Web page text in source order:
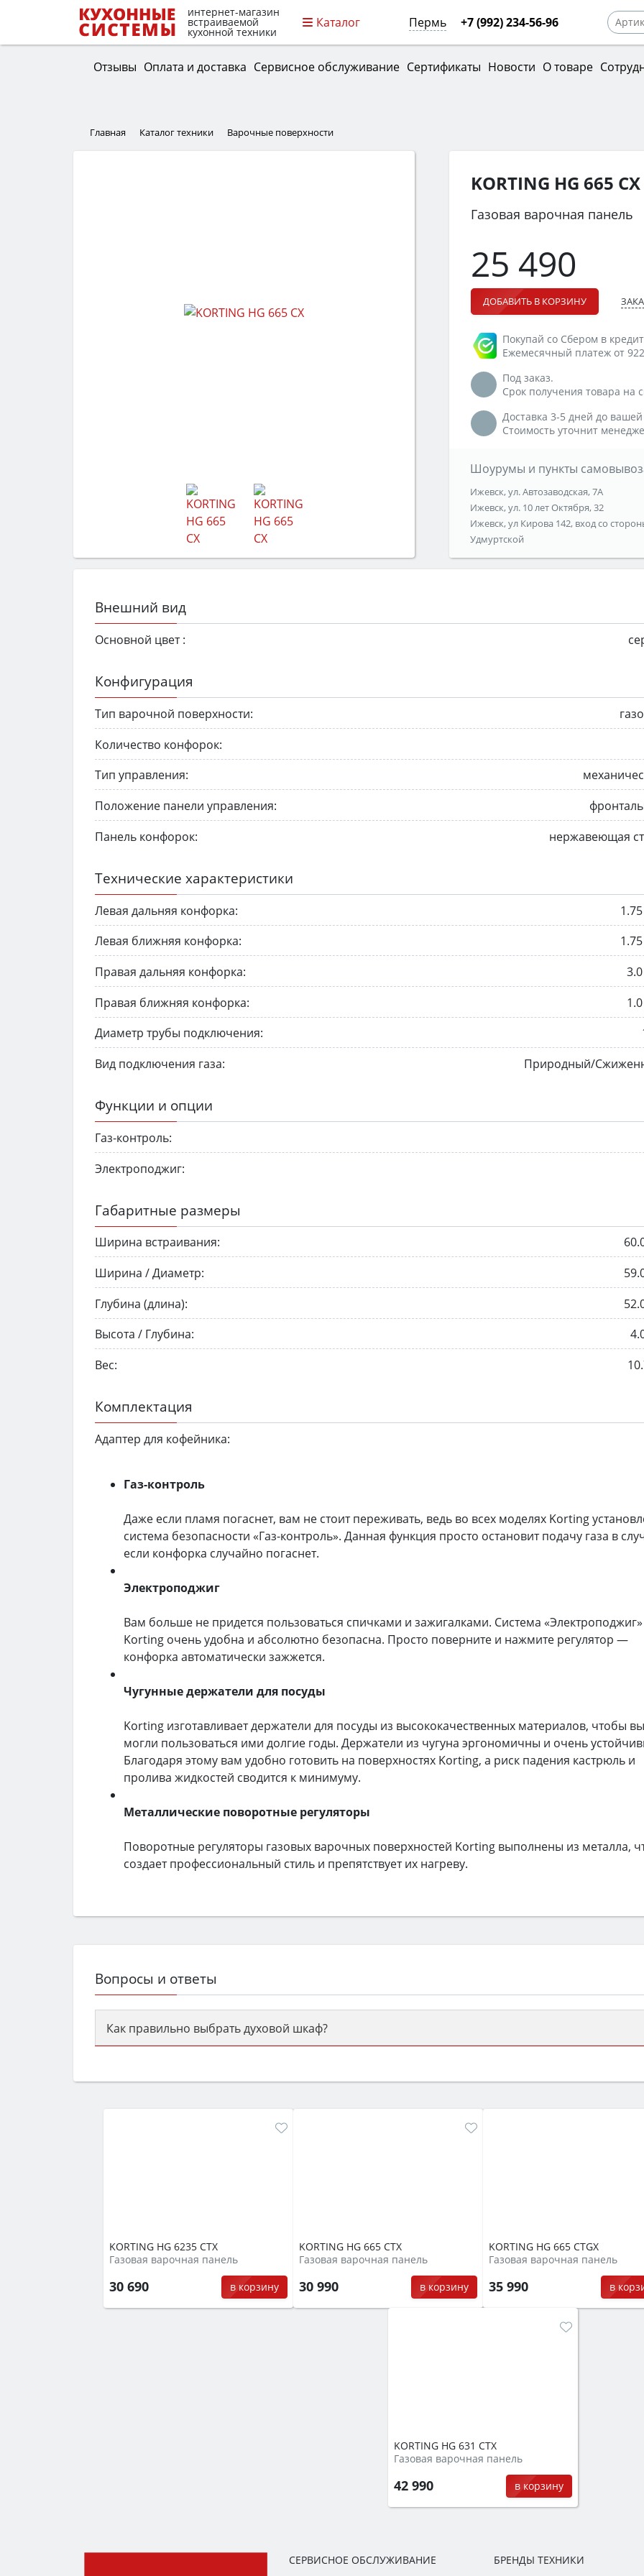
интернет-магазин
встраиваемой
кухонной техники
Каталог Пермь +7 (992) 234-56-96
Отзывы Оплата и доставка Сервисное обслуживание Сертификаты Новости О товаре
Главная Каталог техники Варочные поверхности
KORTING HG 665 CX
Газовая варочная панель
25 490
ДОБАВИТЬ В КОРЗИНУ
Покупай со Сбером в
Ежемесячный платеж от
Под заказ.
Срок получения товара на
Доставка 3-5 дней до
Стоимость уточнит
Шоурумы и пункты
Ижевск, ул. Автозаводская, 7А
Ижевск, ул. 10 лет Октября, 32
Ижевск, ул Кирова 142, вход со
Удмуртской
Внешний вид
Основной цвет :
Конфигурация
Тип варочной поверхности:
Количество конфорок:
Тип управления:
Положение панели управления:
Панель конфорок:
нержавеющая
Технические характеристики
Левая дальняя конфорка:
Левая ближняя конфорка:
Правая дальняя конфорка:
Правая ближняя конфорка:
Диаметр трубы подключения:
Вид подключения газа:
Природный/
Функции и опции
Газ-контроль:
Электроподжиг:
Габаритные размеры
Ширина встраивания:
Ширина / Диаметр:
Глубина (длина):
Высота / Глубина:
Вес:
Комплектация
Адаптер для кофейника:
Газ-контроль
Даже если пламя погаснет, вам не стоит переживать, ведь во всех моделях Korting
система безопасности «Газ-контроль». Данная функция просто остановит подачу газа в
если конфорка случайно погаснет.
Электроподжиг
Вам больше не придется пользоваться спичками и зажигалками. Система «Электроподжиг»
Korting очень удобна и абсолютно безопасна. Просто поверните и нажмите регулятор —
конфорка автоматически зажжется.
Чугунные держатели для посуды
Korting изготавливает держатели для посуды из высококачественных материалов, чтобы вы
могли пользоваться ими долгие годы. Держатели из чугуна эргономичны и очень
Благодаря этому вам удобно готовить на поверхностях Korting, а риск падения кастрюль и
пролива жидкостей сводится к минимуму.
Металлические поворотные регуляторы
Поворотные регуляторы газовых варочных поверхностей Korting выполнены из металла,
создает профессиональный стиль и препятствует их нагреву.
Вопросы и ответы
Как правильно выбрать духовой шкаф?
семьи, класс энергопотребления не ниже A и нужные функции (конвекция, гриль,
KORTING HG 6235 CTX
Газовая варочная панель
30 690 в корзину
KORTING HG 665 CTX
Газовая варочная панель
30 990 в корзину
KORTING HG 665 CTGX
Газовая варочная панель
35 990 в
KORTING HG 631 CTX
Газовая варочная панель
42 990 в корзину
СЕРВИСНОЕ ОБСЛУЖИВАНИЕ
БРЕНДЫ ТЕХНИКИ